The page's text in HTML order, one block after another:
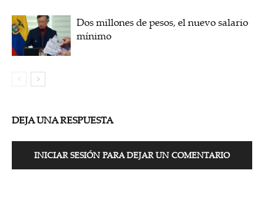
Dos millones de pesos, el nuevo salario
mínimo
DEJA UNA RESPUESTA
INICIAR SESIÓN PARA DEJAR UN COMENTARIO